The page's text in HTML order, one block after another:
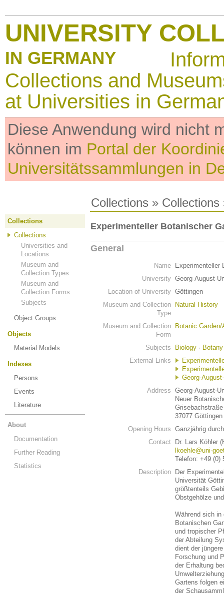
UNIVERSITY
IN GERMANY
Collections and
at Universities in
Diese Anwendung wird nicht
können im Portal der
Universitätssammlungen in
Collections » Collections
Collections
Collections
Universities and
Locations
Museum and
Collection Types
Museum and
Collection Forms
Subjects
Object Groups
Objects
Material Models
Indexes
Persons
Events
Literature
About
Documentation
Further Reading
Statistics
Experimenteller Botanischer
General
Name
Experimenteller
University Georg-August-
Location of University Göttingen
Museum and Collection
Type
Natural History
Museum and Collection
Form
Botanic Garden/
Subjects Biology · Botany
External Links
Georg-
Address Georg-August-
Neuer
37077 Göttingen
Opening Hours Ganzjährig
Contact
Dr. Lars Köhler
lkoehle@uni-
Telefon: +49 (0)
Description
Der
Universität
größtenteils
Obstgehölze
Während sich in
Botanischen
und tropischer
der Abteilung
dient der
Forschung und
der Erhaltung
Gartens folgen
der